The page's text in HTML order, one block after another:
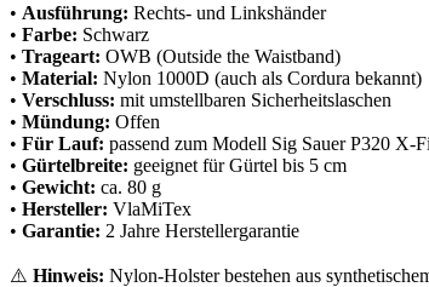
• Ausführung: Rechts- und Linkshänder
• Farbe: Schwarz
• Trageart: OWB (Outside the Waistband)
• Material: Nylon 1000D (auch als Cordura bekannt)
• Verschluss: mit umstellbaren Sicherheitslaschen
• Mündung: Offen
• Für Lauf: passend zum Modell Sig Sauer P320 X-
• Gürtelbreite: geeignet für Gürtel bis 5 cm
• Gewicht: ca. 80 g
• Hersteller: VlaMiTex
• Garantie: 2 Jahre Herstellergarantie
⚠️ Hinweis: Nylon-Holster bestehen aus